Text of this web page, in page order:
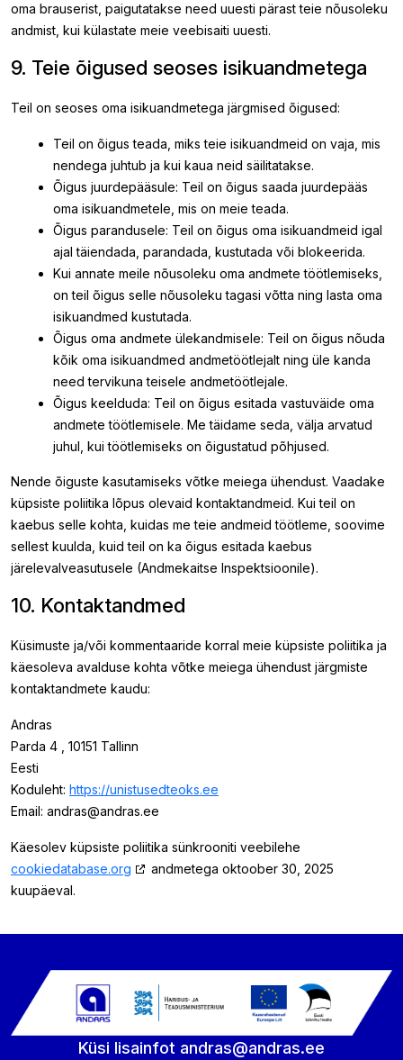
oma brauserist, paigutatakse need uuesti pärast teie nõusoleku
andmist, kui külastate meie veebisaiti uuesti.
9. Teie õigused seoses isikuandmetega
Teil on seoses oma isikuandmetega järgmised õigused:
Teil on õigus teada, miks teie isikuandmeid on vaja, mis
nendega juhtub ja kui kaua neid säilitatakse.
Õigus juurdepääsule: Teil on õigus saada juurdepääs
oma isikuandmetele, mis on meie teada.
Õigus parandusele: Teil on õigus oma isikuandmeid igal
ajal täiendada, parandada, kustutada või blokeerida.
Kui annate meile nõusoleku oma andmete töötlemiseks,
on teil õigus selle nõusoleku tagasi võtta ning lasta oma
isikuandmed kustutada.
Õigus oma andmete ülekandmisele: Teil on õigus nõuda
kõik oma isikuandmed andmetöötlejalt ning üle kanda
need tervikuna teisele andmetöötlejale.
Õigus keelduda: Teil on õigus esitada vastuväide oma
andmete töötlemisele. Me täidame seda, välja arvatud
juhul, kui töötlemiseks on õigustatud põhjused.
Nende õiguste kasutamiseks võtke meiega ühendust. Vaadake
küpsiste poliitika lõpus olevaid kontaktandmeid. Kui teil on
kaebus selle kohta, kuidas me teie andmeid töötleme, soovime
sellest kuulda, kuid teil on ka õigus esitada kaebus
järelevalveasutusele (Andmekaitse Inspektsioonile).
10. Kontaktandmed
Küsimuste ja/või kommentaaride korral meie küpsiste poliitika ja
käesoleva avalduse kohta võtke meiega ühendust järgmiste
kontaktandmete kaudu:
Andras
Parda 4 , 10151 Tallinn
Eesti
Koduleht: https://unistusedteoks.ee
Email: andras@andras.ee
Käesolev küpsiste poliitika sünkrooniti veebilehe
cookiedatabase.org
andmetega oktoober 30, 2025
kuupäeval.
Küsi lisainfot andras@andras.ee